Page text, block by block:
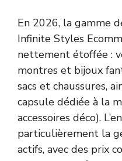
En 2026, la gamme
Infinite Styles
nettement étoffée :
montres et bijoux
sacs et chaussures,
capsule dédiée à la
accessoires déco).
particulièrement la
actifs, avec des prix